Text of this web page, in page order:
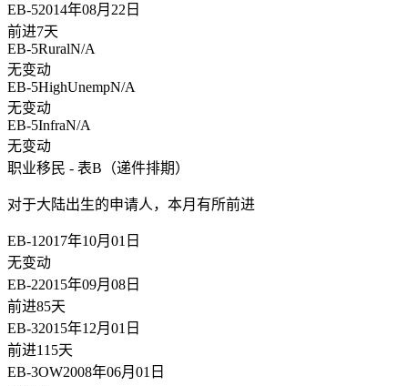
EB-52014年08月22日
前进7天
EB-5RuralN/A
无变动
EB-5HighUnempN/A
无变动
EB-5InfraN/A
无变动
职业移民 - 表B（递件排期）
对于大陆出生的申请人， 本月有所前进
EB-1 2017年10月01日
无变动
EB-22015年09月08日
前进85天
EB-32015年12月01日
前进115天
EB-3OW2008年06月01日